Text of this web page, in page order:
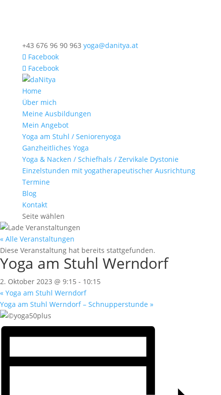
+43 676 96 90 963 yoga@danitya.at
Facebook
Facebook
Home
Über mich
Meine Ausbildungen
Mein Angebot
Yoga am Stuhl / Seniorenyoga
Ganzheitliches Yoga
Yoga & Nacken / Schiefhals / Zervikale Dystonie
Einzelstunden mit yogatherapeutischer Ausrichtung
Termine
Blog
Kontakt
Seite wählen
« Alle Veranstaltungen
Diese Veranstaltung hat bereits stattgefunden.
Yoga am Stuhl Werndorf
2. Oktober 2023 @ 9:15 - 10:15
« Yoga am Stuhl Werndorf
Yoga am Stuhl Werndorf – Schnupperstunde »